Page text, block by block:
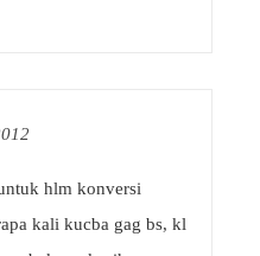
hlm konversi
kali kucba gag bs, kl